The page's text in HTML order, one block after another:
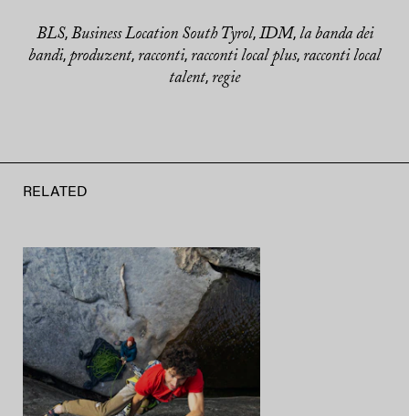
BLS, Business Location South Tyrol, IDM, la banda dei
bandi, produzent, racconti, racconti local plus, racconti local
talent, regie
RELATED